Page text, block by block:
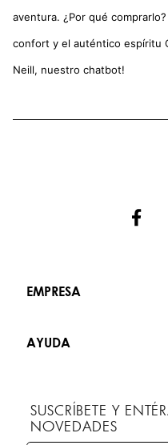
aventura. ¿Por qué
confort y el auténtico espíritu
Neill, nuestro chatbot!
EMPRESA
AYUDA
SUSCRÍBETE Y
NOVEDADES